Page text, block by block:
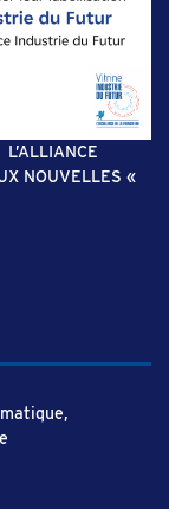
NOUVELLES «